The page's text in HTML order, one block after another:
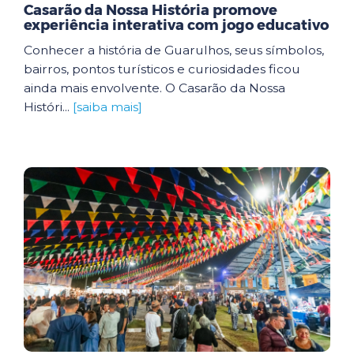
Casarão da Nossa História promove
experiência interativa com jogo educativo
Conhecer a história de Guarulhos, seus símbolos,
bairros, pontos turísticos e curiosidades ficou
ainda mais envolvente. O Casarão da Nossa
Históri... [saiba mais]